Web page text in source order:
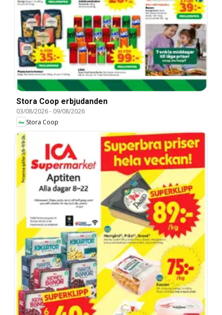
Stora Coop erbjudanden
03/08/2026- 09/08/2026
Stora Coop